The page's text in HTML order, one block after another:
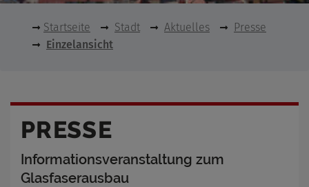
Startseite Stadt Aktuelles
Presse
Einzelansicht
PRESSE
Informationsveranstaltung zum
Glasfaserausbau